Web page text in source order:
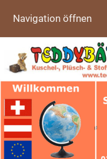
Navigation öffnen